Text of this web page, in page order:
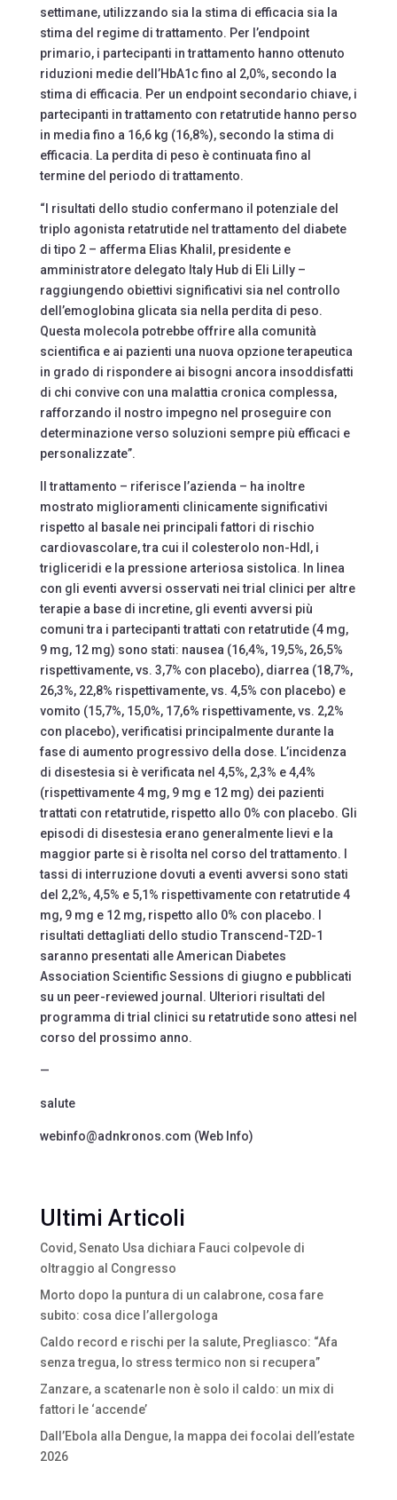
settimane, utilizzando sia la stima di efficacia sia la
stima del regime di trattamento. Per l’endpoint
primario, i partecipanti in trattamento hanno ottenuto
riduzioni medie dell’HbA1c fino al 2,0%, secondo la
stima di efficacia. Per un endpoint secondario chiave, i
partecipanti in trattamento con retatrutide hanno perso
in media fino a 16,6 kg (16,8%), secondo la stima di
efficacia. La perdita di peso è continuata fino al
termine del periodo di trattamento.
“I risultati dello studio confermano il potenziale del
triplo agonista retatrutide nel trattamento del diabete
di tipo 2 – afferma Elias Khalil, presidente e
amministratore delegato Italy Hub di Eli Lilly –
raggiungendo obiettivi significativi sia nel controllo
dell’emoglobina glicata sia nella perdita di peso.
Questa molecola potrebbe offrire alla comunità
scientifica e ai pazienti una nuova opzione terapeutica
in grado di rispondere ai bisogni ancora insoddisfatti
di chi convive con una malattia cronica complessa,
rafforzando il nostro impegno nel proseguire con
determinazione verso soluzioni sempre più efficaci e
personalizzate”.
Il trattamento – riferisce l’azienda – ha inoltre
mostrato miglioramenti clinicamente significativi
rispetto al basale nei principali fattori di rischio
cardiovascolare, tra cui il colesterolo non-Hdl, i
trigliceridi e la pressione arteriosa sistolica. In linea
con gli eventi avversi osservati nei trial clinici per altre
terapie a base di incretine, gli eventi avversi più
comuni tra i partecipanti trattati con retatrutide (4 mg,
9 mg, 12 mg) sono stati: nausea (16,4%, 19,5%, 26,5%
rispettivamente, vs. 3,7% con placebo), diarrea (18,7%,
26,3%, 22,8% rispettivamente, vs. 4,5% con placebo) e
vomito (15,7%, 15,0%, 17,6% rispettivamente, vs. 2,2%
con placebo), verificatisi principalmente durante la
fase di aumento progressivo della dose. L’incidenza
di disestesia si è verificata nel 4,5%, 2,3% e 4,4%
(rispettivamente 4 mg, 9 mg e 12 mg) dei pazienti
trattati con retatrutide, rispetto allo 0% con placebo. Gli
episodi di disestesia erano generalmente lievi e la
maggior parte si è risolta nel corso del trattamento. I
tassi di interruzione dovuti a eventi avversi sono stati
del 2,2%, 4,5% e 5,1% rispettivamente con retatrutide 4
mg, 9 mg e 12 mg, rispetto allo 0% con placebo. I
risultati dettagliati dello studio Transcend-T2D-1
saranno presentati alle American Diabetes
Association Scientific Sessions di giugno e pubblicati
su un peer-reviewed journal. Ulteriori risultati del
programma di trial clinici su retatrutide sono attesi nel
corso del prossimo anno.
—
salute
webinfo@adnkronos.com (Web Info)
Ultimi Articoli
Covid, Senato Usa dichiara Fauci colpevole di
oltraggio al Congresso
Morto dopo la puntura di un calabrone, cosa fare
subito: cosa dice l’allergologa
Caldo record e rischi per la salute, Pregliasco: “Afa
senza tregua, lo stress termico non si recupera”
Zanzare, a scatenarle non è solo il caldo: un mix di
fattori le ‘accende’
Dall’Ebola alla Dengue, la mappa dei focolai dell’estate
2026